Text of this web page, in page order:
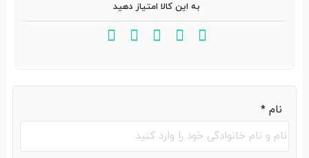
نام *
به این کالا امتیاز دهید